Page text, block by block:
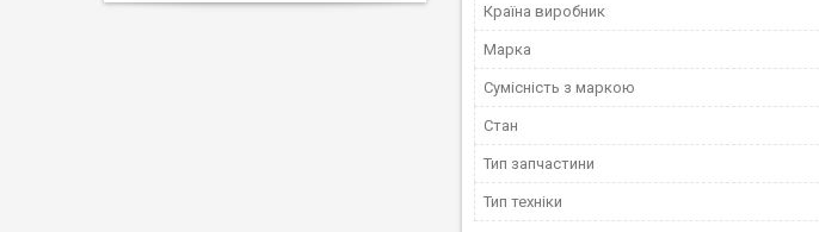
Країна виробник
Марка
Сумісність з маркою
Стан
Тип запчастини
Тип техніки